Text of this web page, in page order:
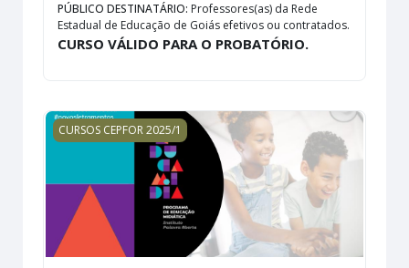
PÚBLICO DESTINATÁRIO: Professores(as) da Rede
Estadual de Educação de Goiás efetivos ou contratados.
CURSO VÁLIDO PARA O PROBATÓRIO.
INTRODUÇÃO À EDUCAÇÃO MIDIÁTICA - 2025 - 2ª
CURSOS CEPFOR 2025/1